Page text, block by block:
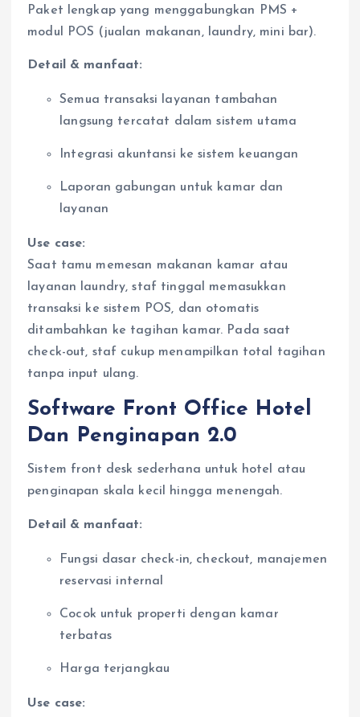
Paket lengkap yang menggabungkan PMS +
modul POS (jualan makanan, laundry, mini bar).
Detail & manfaat:
Semua transaksi layanan tambahan
langsung tercatat dalam sistem utama
Integrasi akuntansi ke sistem keuangan
Laporan gabungan untuk kamar dan
layanan
Use case:
Saat tamu memesan makanan kamar atau
layanan laundry, staf tinggal memasukkan
transaksi ke sistem POS, dan otomatis
ditambahkan ke tagihan kamar. Pada saat
check-out, staf cukup menampilkan total tagihan
tanpa input ulang.
Software Front Office Hotel
Dan Penginapan 2.0
Sistem front desk sederhana untuk hotel atau
penginapan skala kecil hingga menengah.
Detail & manfaat:
Fungsi dasar check-in, checkout, manajemen
reservasi internal
Cocok untuk properti dengan kamar
terbatas
Harga terjangkau
Use case: